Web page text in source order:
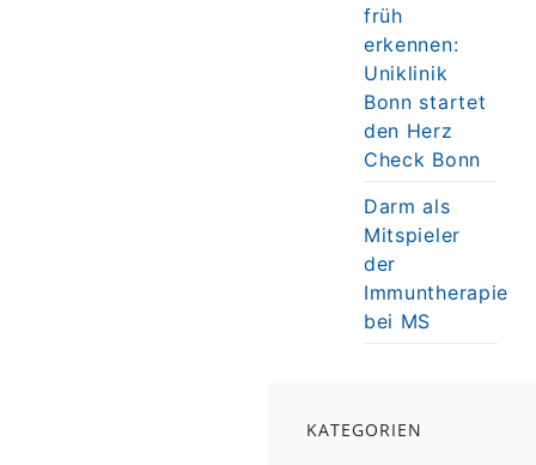
früh
erkennen:
Uniklinik
Bonn startet
den Herz
Check Bonn
Darm als
Mitspieler
der
Immuntherapie
bei MS
KATEGORIEN